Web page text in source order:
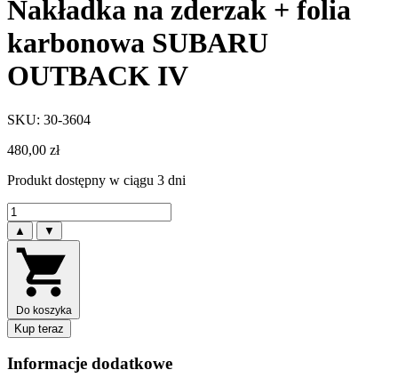
Nakładka na zderzak + folia
karbonowa SUBARU
OUTBACK IV
SKU: 30-3604
480,00 zł
Produkt dostępny w ciągu 3 dni
▲ ▼
Do koszyka
Kup teraz
Informacje dodatkowe